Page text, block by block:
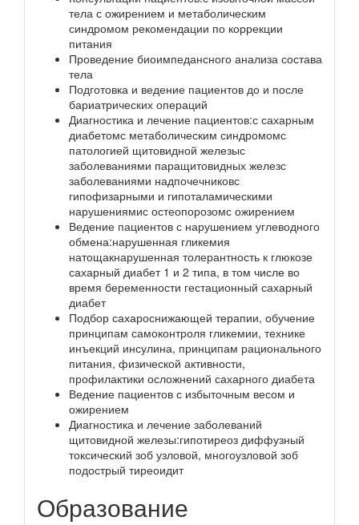
тела с ожирением и метаболическим
синдромом рекомендации по коррекции
питания
Проведение биоимпедансного анализа состава
тела
Подготовка и ведение пациентов до и после
бариатрических операций
Диагностика и лечение пациентов:с сахарным
диабетомс метаболическим синдромомс
патологией щитовидной железыс
заболеваниями паращитовидных железс
заболеваниями надпочечниковс
гипофизарными и гипоталамическими
нарушениямис остеопорозомс ожирением
Ведение пациентов с нарушением углеводного
обмена:нарушенная гликемия
натощакнарушенная толерантность к глюкозе
сахарный диабет 1 и 2 типа, в том числе во
время беременности гестационный сахарный
диабет
Подбор сахароснижающей терапии, обучение
принципам самоконтроля гликемии, технике
инъекций инсулина, принципам рационального
питания, физической активности,
профилактики осложнений сахарного диабета
Ведение пациентов с избыточным весом и
ожирением
Диагностика и лечение заболеваний
щитовидной железы:гипотиреоз диффузный
токсический зоб узловой, многоузловой зоб
подострый тиреоидит
Образование